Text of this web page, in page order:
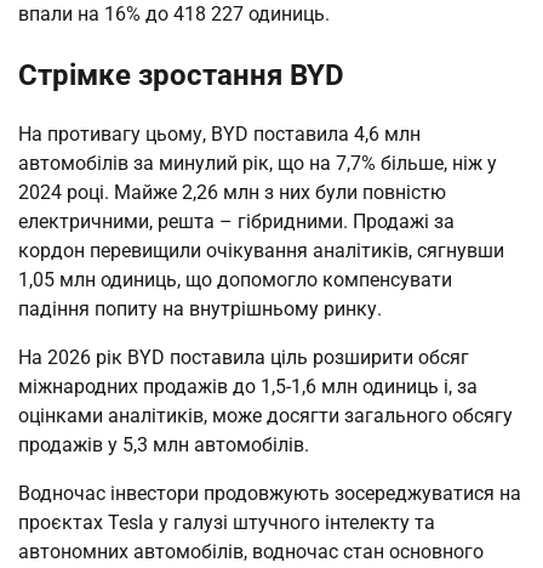
впали на 16% до 418 227 одиниць.
Стрімке зростання BYD
На противагу цьому, BYD поставила 4,6 млн
автомобілів за минулий рік, що на 7,7% більше, ніж у
2024 році. Майже 2,26 млн з них були повністю
електричними, решта – гібридними. Продажі за
кордон перевищили очікування аналітиків, сягнувши
1,05 млн одиниць, що допомогло компенсувати
падіння попиту на внутрішньому ринку.
На 2026 рік BYD поставила ціль розширити обсяг
міжнародних продажів до 1,5-1,6 млн одиниць і, за
оцінками аналітиків, може досягти загального обсягу
продажів у 5,3 млн автомобілів.
Водночас інвестори продовжують зосереджуватися на
проєктах Tesla у галузі штучного інтелекту та
автономних автомобілів, водночас стан основного